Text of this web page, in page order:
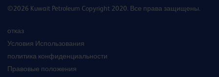
©2026 Kuwait Petroleum Copyright 2020. Все права защищены.
отказ
Условия Использования
политика конфиденциальности
Правовые положения